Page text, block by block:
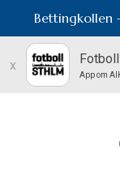
Bettingkollen
x
App om